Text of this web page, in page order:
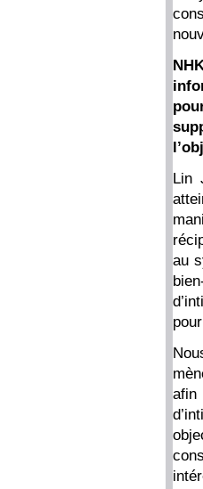
Lin
au